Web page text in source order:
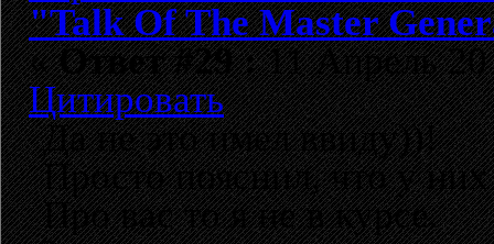
"Talk Of The Master
«Ответ #29 :11 Апрель
Цитировать
Да не это имел ввиду))!
Просто пояснил, что у
Про вас то я не в курсе.